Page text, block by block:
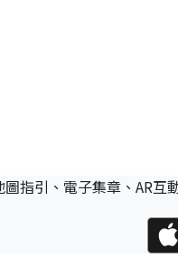
指引、電子集章、AR互